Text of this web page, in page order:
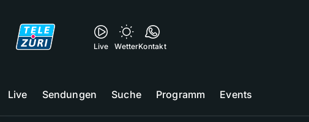
Live WetterKontakt
Live Sendungen Suche Programm Events